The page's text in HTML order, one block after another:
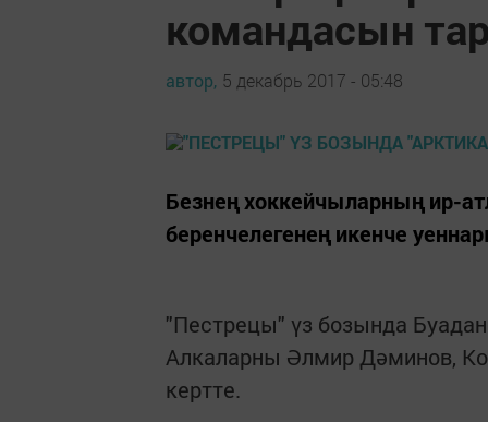
командасын
автор, 5 декабрь 2017 - 05:48
Безнең хоккейчыларның ир-
беренчелегенең икенче
"Пестрецы" үз бозында
Алкаларны Әлмир Дәминов,
кертте.